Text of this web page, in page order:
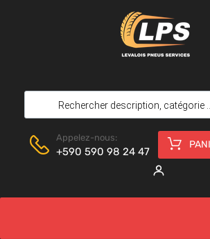
Appelez-nous:
+590 590 98 24 47